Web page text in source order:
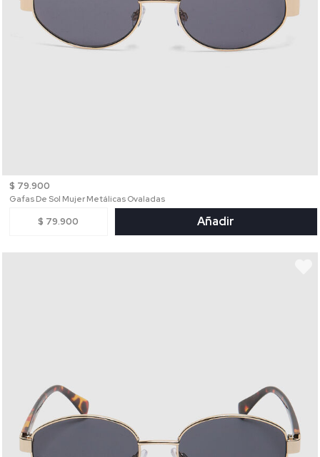
$ 79.900
Gafas De Sol Mujer Metálicas Ovaladas
$ 79.900 Añadir